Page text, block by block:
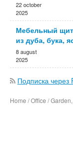
22 october
2025
Мебельный
из дуба, бука,
8 august
2025
Подписка через
Home / Office /